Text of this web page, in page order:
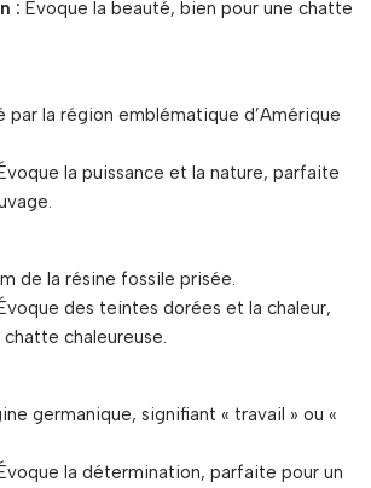
: Évoque la beauté, bien pour une chatte
par la région emblématique d’Amérique
la puissance et la nature, parfaite
de la résine fossile prisée.
des teintes dorées et la chaleur,
chaleureuse.
germanique, signifiant « travail » ou «
la détermination, parfaite pour un